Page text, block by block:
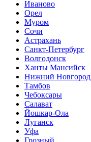
Иваново
Орел
Муром
Сочи
Астрахань
Санкт-Петербург
Волгодонск
Ханты Мансийск
Нижний Новгород
Тамбов
Чебоксары
Салават
Йошкар-Ола
Луганск
Уфа
Грозный